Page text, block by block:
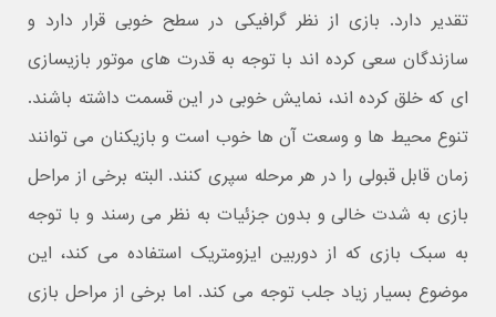
تقدیر دارد. بازی از نظر گرافیکی در سطح خوبی قرار دارد و
سازندگان سعی کرده اند با توجه به قدرت های موتور بازیسازی
ای که خلق کرده اند، نمایش خوبی در این قسمت داشته باشند.
تنوع محیط ها و وسعت آن ها خوب است و بازیکنان می توانند
زمان قابل قبولی را در هر مرحله سپری کنند. البته برخی از مراحل
بازی به شدت خالی و بدون جزئیات به نظر می رسند و با توجه
به سبک بازی که از دوربین ایزومتریک استفاده می کند، این
موضوع بسیار زیاد جلب توجه می کند. اما برخی از مراحل بازی